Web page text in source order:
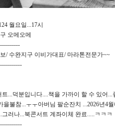
월요일...17시
오메오메
/ 수완지구 이비가대표/ 마라톤전문가~~
트...덕분입니다....책을 가까이 할 수 있어...
을불참...ㅜㅜ아버님 팔순잔치 ...2026년4
그러나...북콘서트 계좌이체 완료.....ㅋㅋㅋ